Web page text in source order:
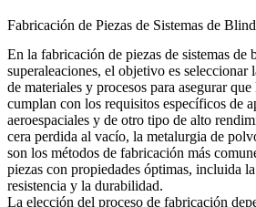
Fabricación de Piezas de Sistemas de
En la fabricación de piezas de sistemas de
superaleaciones, el objetivo es seleccionar
de materiales y procesos para asegurar
cumplan con los requisitos específicos de
aeroespaciales y de otro tipo de alto
cera perdida al vacío, la metalurgia de
son los métodos de fabricación más
piezas con propiedades óptimas, incluida
resistencia y la durabilidad.
La elección del proceso de fabricación